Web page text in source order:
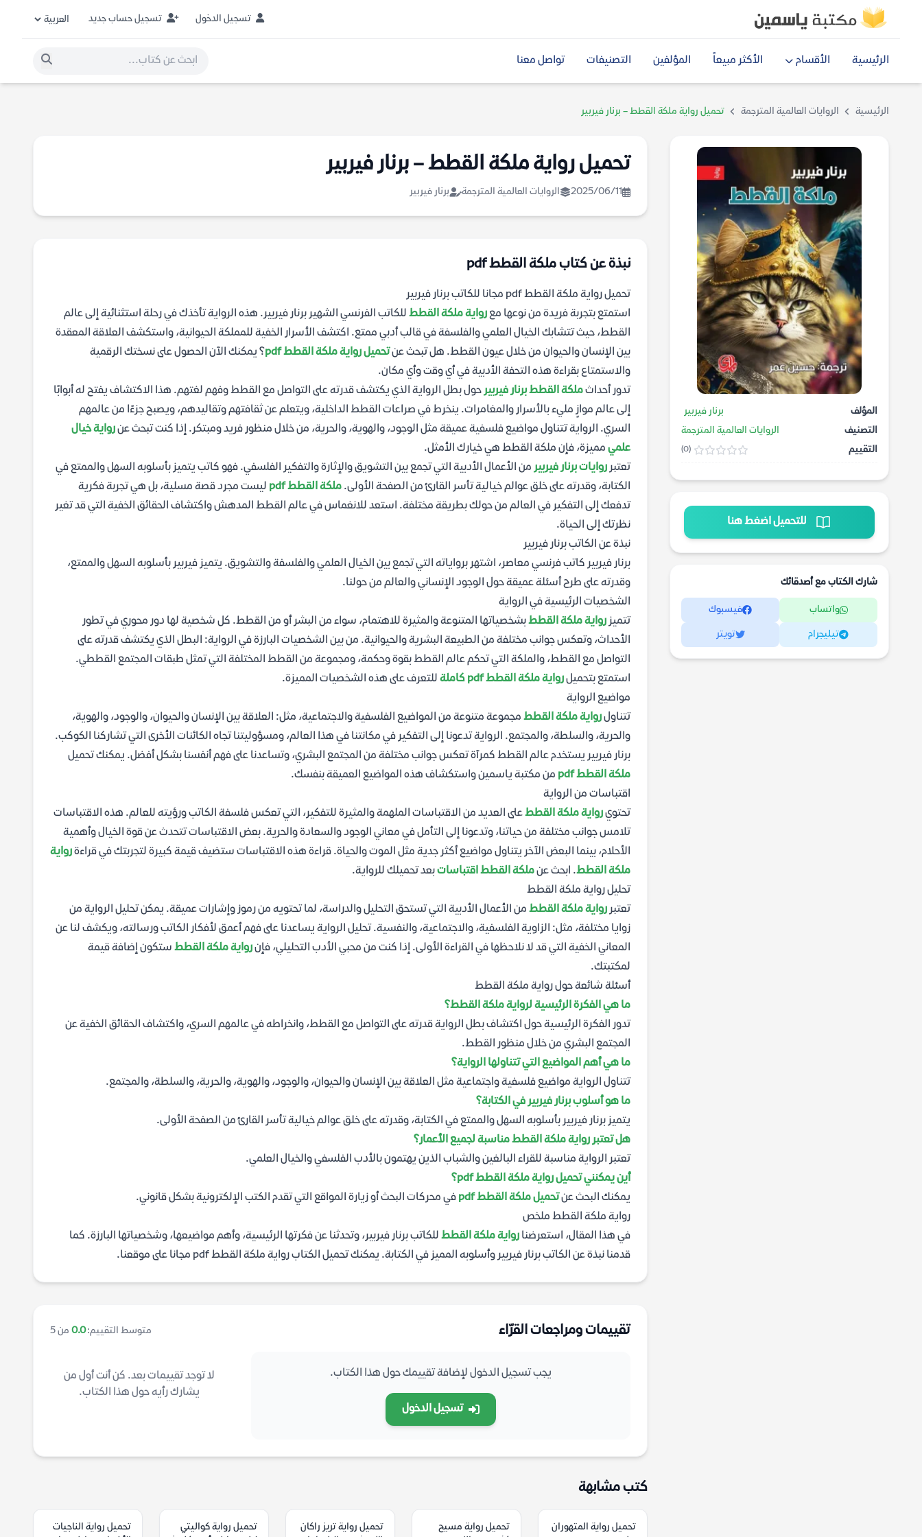
تسجيل الدخول تسجيل حساب جديد
الرئيسية الأقسام الأكثر مبيعاً المؤلفين التصنيفات تواصل معنا
الرئيسية الروايات العالمية المترجمة تحميل رواية ملكة القطط – برنار فيربير
المؤلف
برنار فيربير
التصنيف
الروايات العالمية المترجمة
التقييم
(0)
للتحميل اضغط هنا
شارك الكتاب مع أصدقائك
واتساب فيسبوك
تيليجرام تويتر
تحميل رواية ملكة القطط – برنار فيربير
2025/06/11 الروايات العالمية المترجمة برنار فيربير
نبذة عن كتاب ملكة القطط pdf
تحميل رواية ملكة القطط pdf مجانا للكاتب برنار فيربير
استمتع بتجربة فريدة من نوعها معرواية ملكة القطط للكاتب الفرنسي الشهير برنار فيربير. هذه الرواية تأخذك في رحلة استثنائية إلى عالم
القطط، حيث تتشابك الخيال العلمي والفلسفة في قالب أدبي ممتع. اكتشف الأسرار الخفية للمملكة الحيوانية، واستكشف العلاقة المعقدة
بين الإنسان والحيوان من خلال عيون القطط. هل تبحث عنتحميل رواية ملكة القطط pdf
؟ يمكنك الآن الحصول على نسختك الرقمية
والاستمتاع بقراءة هذه التحفة الأدبية في أي وقت وأي مكان.
تدور أحداثملكة القطط برنار فيربيرحول بطل الرواية الذي يكتشف قدرته على التواصل مع القطط وفهم لغتهم. هذا الاكتشاف يفتح له أبوابًا
إلى عالم موازٍ مليء بالأسرار والمغامرات. ينخرط في صراعات القطط الداخلية، ويتعلم عن ثقافتهم وتقاليدهم، ويصبح جزءًا من عالمهم
السري. الرواية تتناول مواضيع فلسفية عميقة مثل الوجود، والهوية، والحرية، من خلال منظور فريد ومبتكر. إذا كنت تبحث عنرواية خيال
علمي مميزة، فإن ملكة القطط هي خيارك الأمثل.
تعتبر روايات برنار فيربير من الأعمال الأدبية التي تجمع بين التشويق والإثارة والتفكير الفلسفي. فهو كاتب يتميز بأسلوبه السهل والممتع في
الكتابة، وقدرته على خلق عوالم خيالية تأسر القارئ من الصفحة الأولى. ملكة القطط pdf
ليست مجرد قصة مسلية، بل هي تجربة فكرية
تدفعك إلى التفكير في العالم من حولك بطريقة مختلفة. استعد للانغماس في عالم القطط المدهش واكتشاف الحقائق الخفية التي قد تغير
نظرتك إلى الحياة.
نبذة عن الكاتب برنار فيربير
برنار فيربير كاتب فرنسي معاصر، اشتهر برواياته التي تجمع بين الخيال العلمي والفلسفة والتشويق. يتميز فيربير بأسلوبه السهل والممتع،
وقدرته على طرح أسئلة عميقة حول الوجود الإنساني والعالم من حولنا.
الشخصيات الرئيسية في الرواية
تتميز رواية ملكة القططبشخصياتها المتنوعة والمثيرة للاهتمام، سواء من البشر أو من القطط. كل شخصية لها دور محوري في تطور
الأحداث، وتعكس جوانب مختلفة من الطبيعة البشرية والحيوانية. من بين الشخصيات البارزة في الرواية: البطل الذي يكتشف قدرته على
التواصل مع القطط، والملكة التي تحكم عالم القطط بقوة وحكمة، ومجموعة من القطط المختلفة التي تمثل طبقات المجتمع القططي.
استمتع بتحميلرواية ملكة القطط pdf كاملة
للتعرف على هذه الشخصيات المميزة.
مواضيع الرواية
تتناولرواية ملكة القطط مجموعة متنوعة من المواضيع الفلسفية والاجتماعية، مثل: العلاقة بين الإنسان والحيوان، والوجود، والهوية،
والحرية، والسلطة، والمجتمع. الرواية تدعونا إلى التفكير في مكانتنا في هذا العالم، ومسؤوليتنا تجاه الكائنات الأخرى التي تشاركنا الكوكب.
برنار فيربير يستخدم عالم القطط كمرآة تعكس جوانب مختلفة من المجتمع البشري، وتساعدنا على فهم أنفسنا بشكل أفضل. يمكنك تحميل
ملكة القطط pdf
من مكتبة ياسمين واستكشاف هذه المواضيع العميقة بنفسك.
اقتباسات من الرواية
تحتويرواية ملكة القططعلى العديد من الاقتباسات الملهمة والمثيرة للتفكير، التي تعكس فلسفة الكاتب ورؤيته للعالم. هذه الاقتباسات
تلامس جوانب مختلفة من حياتنا، وتدعونا إلى التأمل في معاني الوجود والسعادة والحرية. بعض الاقتباسات تتحدث عن قوة الخيال وأهمية
الأحلام، بينما البعض الآخر يتناول مواضيع أكثر جدية مثل الموت والحياة. قراءة هذه الاقتباسات ستضيف قيمة كبيرة لتجربتك في قراءةرواية
ملكة القطط. ابحث عنملكة القطط اقتباساتبعد تحميلك للرواية.
تحليل رواية ملكة القطط
تعتبر رواية ملكة القطط من الأعمال الأدبية التي تستحق التحليل والدراسة، لما تحتويه من رموز وإشارات عميقة. يمكن تحليل الرواية من
زوايا مختلفة، مثل: الزاوية الفلسفية، والاجتماعية، والنفسية. تحليل الرواية يساعدنا على فهم أعمق لأفكار الكاتب ورسالته، ويكشف لنا عن
المعاني الخفية التي قد لا نلاحظها في القراءة الأولى. إذا كنت من محبي الأدب التحليلي، فإنرواية ملكة القطط ستكون إضافة قيمة
لمكتبتك.
أسئلة شائعة حول رواية ملكة القطط
ما هي الفكرة الرئيسية لرواية ملكة القطط؟
تدور الفكرة الرئيسية حول اكتشاف بطل الرواية قدرته على التواصل مع القطط، وانخراطه في عالمهم السري، واكتشاف الحقائق الخفية عن
المجتمع البشري من خلال منظور القطط.
ما هي أهم المواضيع التي تتناولها الرواية؟
تتناول الرواية مواضيع فلسفية واجتماعية مثل العلاقة بين الإنسان والحيوان، والوجود، والهوية، والحرية، والسلطة، والمجتمع.
ما هو أسلوب برنار فيربير في الكتابة؟
يتميز برنار فيربير بأسلوبه السهل والممتع في الكتابة، وقدرته على خلق عوالم خيالية تأسر القارئ من الصفحة الأولى.
هل تعتبر رواية ملكة القطط مناسبة لجميع الأعمار؟
تعتبر الرواية مناسبة للقراء البالغين والشباب الذين يهتمون بالأدب الفلسفي والخيال العلمي.
أين يمكنني تحميل رواية ملكة القطط pdf؟
يمكنك البحث عنتحميل ملكة القطط pdf
في محركات البحث أو زيارة المواقع التي تقدم الكتب الإلكترونية بشكل قانوني.
رواية ملكة القطط ملخص
في هذا المقال، استعرضنا رواية ملكة القطط للكاتب برنار فيربير، وتحدثنا عن فكرتها الرئيسية، وأهم مواضيعها، وشخصياتها البارزة. كما
قدمنا نبذة عن الكاتب برنار فيربير وأسلوبه المميز في الكتابة. يمكنك تحميل الكتاب رواية ملكة القطط pdf مجانا على موقعنا.
تقييمات ومراجعات القرّاء متوسط التقييم:0.0 من 5
يجب تسجيل الدخول لإضافة تقييمك حول هذا الكتاب.
تسجيل الدخول
لا توجد تقييمات بعد. كن أنت أول من
يشارك رأيه حول هذا الكتاب.
كتب مشابهة
تحميل رواية المتهوران
تحميل رواية مسيح
تحميل رواية تريز راكان
تحميل رواية كواليتي
تحميل رواية الناجيات